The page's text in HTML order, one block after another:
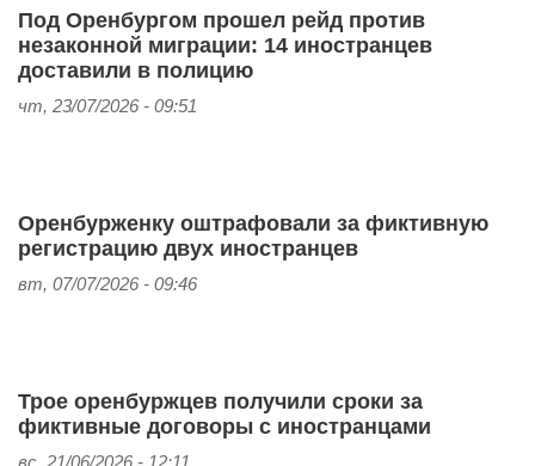
Под Оренбургом прошел рейд против
незаконной миграции: 14 иностранцев
доставили в полицию
чт, 23/07/2026 - 09:51
Оренбурженку оштрафовали за фиктивную
регистрацию двух иностранцев
вт, 07/07/2026 - 09:46
Трое оренбуржцев получили сроки за
фиктивные договоры с иностранцами